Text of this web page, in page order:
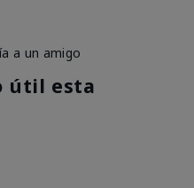
a un amigo
útil esta